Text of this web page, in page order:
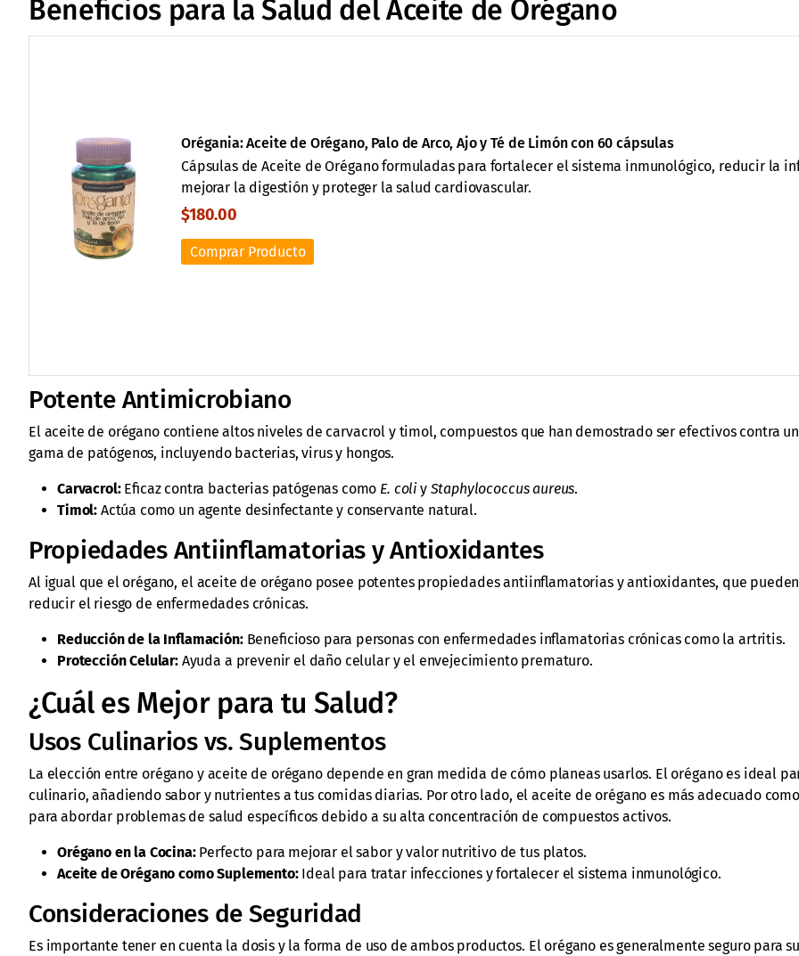
Beneficios para la Salud del Aceite de Orégano
Orégania: Aceite de Orégano, Palo de Arco, Ajo y Té de Limón con 60 cápsulas
Cápsulas de Aceite de Orégano formuladas para fortalecer el sistema inmunológico, reducir la
mejorar la digestión y proteger la salud cardiovascular.
$180.00
Comprar Producto
Potente Antimicrobiano
El aceite de orégano contiene altos niveles de carvacrol y timol, compuestos que han demostrado ser efectivos contra
gama de patógenos, incluyendo bacterias, virus y hongos.
Carvacrol:Eficaz contra bacterias patógenas como E. coliy Staphylococcus aureus.
Timol: Actúa como un agente desinfectante y conservante natural.
Propiedades Antiinflamatorias y Antioxidantes
Al igual que el orégano, el aceite de orégano posee potentes propiedades antiinflamatorias y antioxidantes, que
reducir el riesgo de enfermedades crónicas.
Reducción de la Inflamación:Beneficioso para personas con enfermedades inflamatorias crónicas como la artritis.
Protección Celular:Ayuda a prevenir el daño celular y el envejecimiento prematuro.
¿Cuál es Mejor para tu Salud?
Usos Culinarios vs. Suplementos
La elección entre orégano y aceite de orégano depende en gran medida de cómo planeas usarlos. El orégano es ideal
culinario, añadiendo sabor y nutrientes a tus comidas diarias. Por otro lado, el aceite de orégano es más adecuado
para abordar problemas de salud específicos debido a su alta concentración de compuestos activos.
Orégano en la Cocina:Perfecto para mejorar el sabor y valor nutritivo de tus platos.
Aceite de Orégano como Suplemento:Ideal para tratar infecciones y fortalecer el sistema inmunológico.
Consideraciones de Seguridad
Es importante tener en cuenta la dosis y la forma de uso de ambos productos. El orégano es generalmente seguro para